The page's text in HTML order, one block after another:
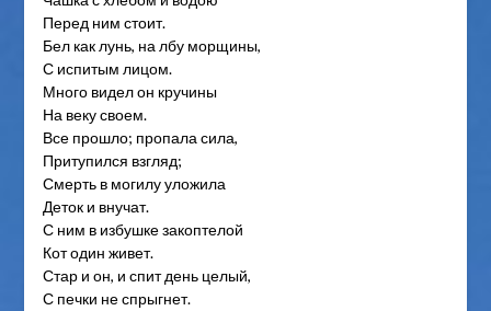
Перед ним стоит.
Бел как лунь, на лбу морщины,
С испитым лицом.
Много видел он кручины
На веку своем.
Все прошло; пропала сила,
Притупился взгляд;
Смерть в могилу уложила
Деток и внучат.
С ним в избушке закоптелой
Кот один живет.
Стар и он, и спит день целый,
С печки не спрыгнет.